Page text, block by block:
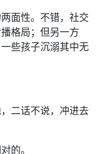
面性。不错，社交
格局；但另一方
些孩子沉溺其中无
二话不说，冲进去
的。